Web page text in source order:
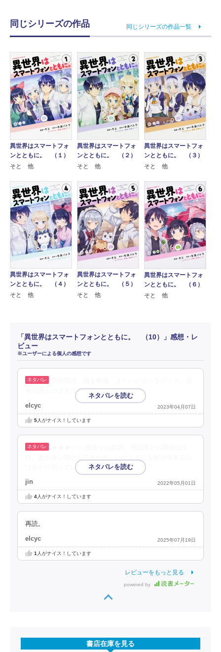
同じシリーズの作品 同じシリーズの作品一覧
異世界はスマートフォ
ンとともに。 （１）
そと 他
異世界はスマートフォ
ンとともに。 （２）
そと 他
異世界はスマートフォ
ンとともに。 （３）
そと 他
異世界はスマートフォ
ンとともに。 （４）
そと 他
異世界はスマートフォ
ンとともに。 （５）
そと 他
異世界はスマートフォ
ンとともに。 （６）
そと 他
「異世界はスマートフォンとともに。 （10）」感想・レ
ビュー
※ユーザーによる個人の感想です
教の国とのゴタゴタ。
elcyc 2023年04月07日
5人がナイス！しています
は分かり切っている。
jin 2022年05月01日
4人がナイス！しています
再読。
elcyc 2025年07月19日
1 人がナイス！しています
レビューをもっと見る
powered by
書店在庫を見る